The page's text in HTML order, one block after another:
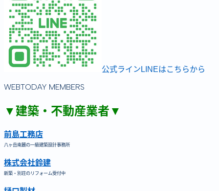
公式ラインLINEはこちらから
WEBTODAY MEMBERS
▼建築・不動産業者▼
前島工務店
八ヶ岳南麓の一級建築設計事務所
株式会社鈴建
新築・別荘のリフォーム受付中